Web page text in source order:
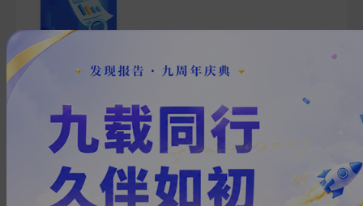
信诚证券投资通讯(上午)
2011-03-07
信诚证券
.***
1页